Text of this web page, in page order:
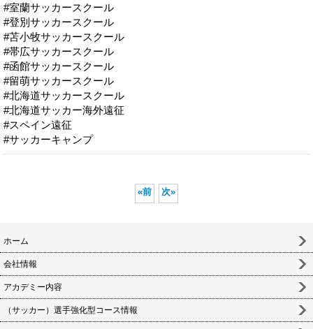
#室蘭サッカースクール
#登別サッカースクール
#苫小牧サッカースクール
#帯広サッカースクール
#函館サッカースクール
#留萌サッカースクール
#北海道サッカースクール
#北海道サッカー海外遠征
#スペイン遠征
#サッカーキャンプ
«前 次»
ホーム
会社情報
アカデミー内容
（サッカー）選手強化型コース情報